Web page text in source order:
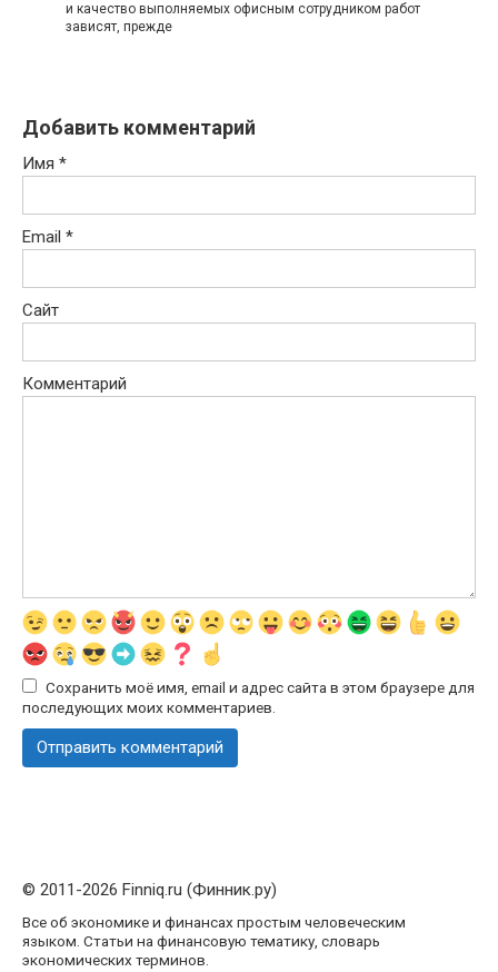
и качество выполняемых офисным сотрудником работ
зависят, прежде
Добавить комментарий
Имя *
Email *
Сайт
Комментарий
Сохранить моё имя, email и адрес сайта в этом браузере для
последующих моих комментариев.
© 2011-2026 Finniq.ru (Финник.ру)
Все об экономике и финансах простым человеческим
языком. Статьи на финансовую тематику, словарь
экономических терминов.